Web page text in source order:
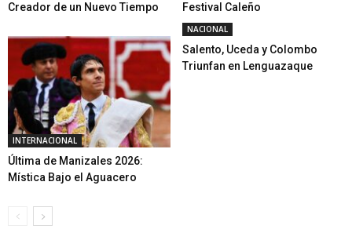
Creador de un Nuevo Tiempo
Festival Caleño
INTERNACIONAL
Última de Manizales 2026:
Mística Bajo el Aguacero
NACIONAL
Salento, Uceda y Colombo
Triunfan en Lenguazaque